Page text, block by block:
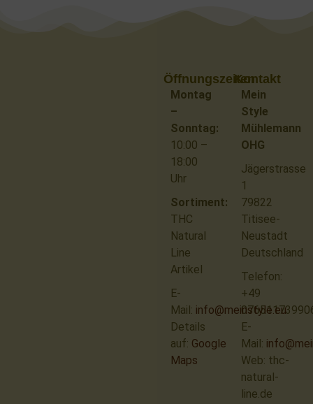
Kontakt
Mein
Style
Mühlemann
OHG
Jägerstrasse
1
79822
Titisee-
Neustadt
Deutschland
Telefon:
+49
E-
Mail:
Web: thc-
natural-
line.de
Öffnungszeiten
Montag
–
Sonntag:
10:00 –
18:00
Uhr
Sortiment:
THC
Natural
Line
Artikel
E-
Mail: info@meinstyle.eu
Details
auf: Google
Maps